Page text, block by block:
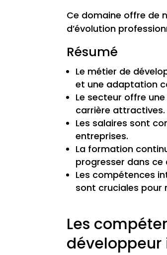
Ce domaine offre de
d’évolution
Résumé
Le métier de
et une adaptation
Le secteur offre
carrière attractives.
Les salaires sont
entreprises.
La formation
progresser dans ce
Les compétences
sont cruciales pour
Les